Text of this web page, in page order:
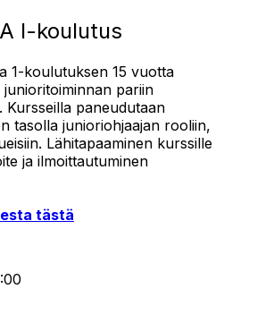
I-koulutus
1-koulutuksen 15 vuotta
pariin
Kursseilla paneudutaan
tasolla junioriohjaajan rooliin,
Lähitapaaminen kurssille
ja ilmoittautuminen
tästä